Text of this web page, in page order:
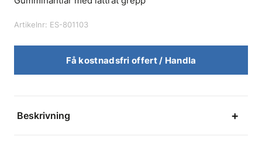
Artikelnr: ES-801103
Få kostnadsfri offert / Handla
Beskrivning